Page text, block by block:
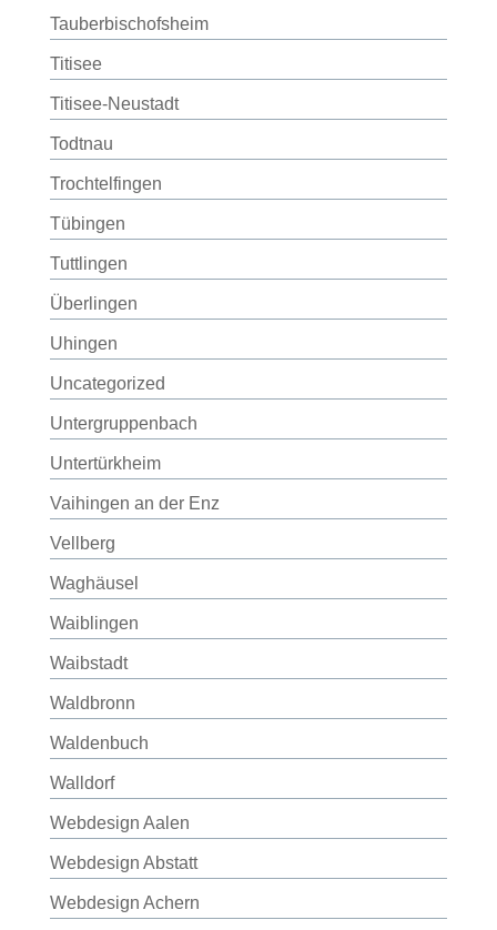
Tauberbischofsheim
Titisee
Titisee-Neustadt
Todtnau
Trochtelfingen
Tübingen
Tuttlingen
Überlingen
Uhingen
Uncategorized
Untergruppenbach
Untertürkheim
Vaihingen an der Enz
Vellberg
Waghäusel
Waiblingen
Waibstadt
Waldbronn
Waldenbuch
Walldorf
Webdesign Aalen
Webdesign Abstatt
Webdesign Achern